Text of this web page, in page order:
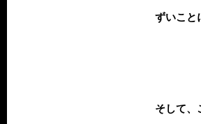
ずいこと
そして、